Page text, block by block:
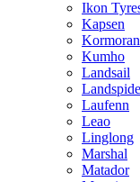
Ikon
Kapsen
Kormoran
Kumho
Landsail
Laufenn
Leao
Linglong
Marshal
Matador